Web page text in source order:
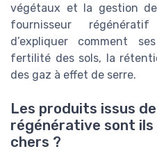
végétaux et la gestion
fournisseur
d’expliquer comment
fertilité des sols, la
des gaz à effet de serre.
Les produits issus
régénérative sont
chers ?